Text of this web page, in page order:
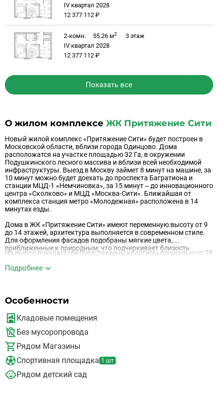
IV квартал 2028
12 377 112 ₽
2-комн. 55.26 м2 3 этаж
IV квартал 2028
12 377 112 ₽
Показать все
О жилом комплексе ЖК Притяжение Сити
Новый жилой комплекс «Притяжение Сити» будет построен в
Московской области, вблизи города Одинцово. Дома
расположатся на участке площадью 32 Га, в окружении
Подушкинского лесного массива и вблизи всей необходимой
инфраструктуры. Выезд в Москву займет 8 минут на машине, за
10 минут можно будет доехать до проспекта Багратиона и
станции МЦД-1 «Немчиновка», за 15 минут – до инновационного
центра «Сколково» и МЦД «Москва-Сити». Ближайшая от
комплекса станция метро «Молодежная» расположена в 14
минутах езды.
Дома в ЖК «Притяжение Сити» имеют переменную высоту от 9
до 14 этажей, архитектура выполняется в современном стиле.
Для оформления фасадов подобраны мягкие цвета,
приближенные к природным, что подчеркивает близость
проекта к лесу. Угловые окна добавляют визуальной легкости, а
также гарантируют красивые виды и большое количество
естественного света в квартирах.
На выбор покупателей представлены квартиры площадью от 28
гардеробными и гостиными. Каждая квартира будет с
гардеробные помещения можно адаптировать под рабочую
Лоты в проекте «Притяжение Сити» сдаются без отделки. Гибкие
планировки дают возможность для создания любого дизайна.
Высота потолков в типовых планировках – 2,8 метра.
Лицом проекта «Притяжение Сити» станут входные группы.
Лобби с авторским дизайном интерьера будут оформлены в
неоклассическом стиле, дополнены мягкой мебелью,
различным декором и витражными окнами. Для удобства
Подробнее
Особенности
Кладовые помещения
Без мусоропровода
Рядом Магазины
Спортивная площадка 1 шт
Рядом детский сад